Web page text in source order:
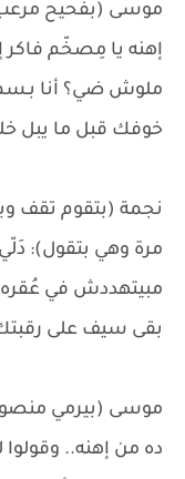
موسى (بفحيح مرعب
إهنه يا مِصخّم فاكر
ملوش ضي؟ أنا
خوفك قبل ما يبل
نجمة (بتقوم تقف
مرة وهي بتقول):
مبيتهددش في عُقره،
بقى سيف على
موسى (بيرمي
ده من إهنه..